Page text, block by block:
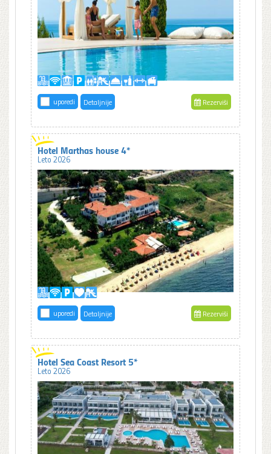
uporedi Detaljnije Rezerviši
Hotel Marthas house 4*
Leto 2026
uporedi Detaljnije Rezerviši
Hotel Sea Coast Resort 5*
Leto 2026